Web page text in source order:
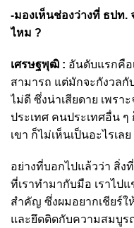
-มองเห็นช่องว่างที่ ธปท.
ไหม ?
เศรษฐพุฒิ : อันดับแรกคือ
สามารถ แต่มักจะกังวลกั
ไม่ดี ซึ่งน่าเสียดาย เพราะ
ประเทศ คนประเทศอื่น
เขา ก็ไม่เห็นเป็นอะไรเลย
อย่างที่บอกไปแล้วว่า สิ่ง
ที่เราทำมากับมือ เราไป
สำคัญ ซึ่งผมอยากเชียร์
และยึดติดกับความสมบู